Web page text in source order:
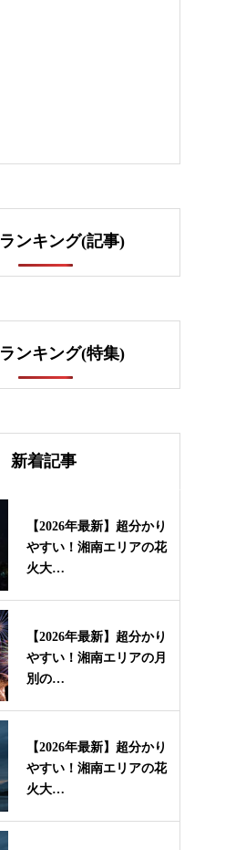
ンキング(記事)
ンキング(特集)
新着記事
【2026年最新】超分かり
やすい！湘南エリアの花
火大…
【2026年最新】超分かり
やすい！湘南エリアの月
別の…
【2026年最新】超分かり
やすい！湘南エリアの花
火大…